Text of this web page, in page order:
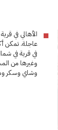
الأهالي في
في قرية في
وغيرها من
وشاي وسكر